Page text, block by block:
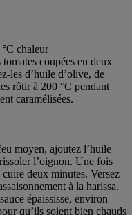
chaleur
coupées en deux
les d’huile d’olive, de
rôtir à 200 °C pendant
caramélisées.
moyen, ajoutez l’huile
l’oignon. Une fois
deux minutes. Versez
à la harissa.
épaississe, environ
qu’ils soient bien chauds